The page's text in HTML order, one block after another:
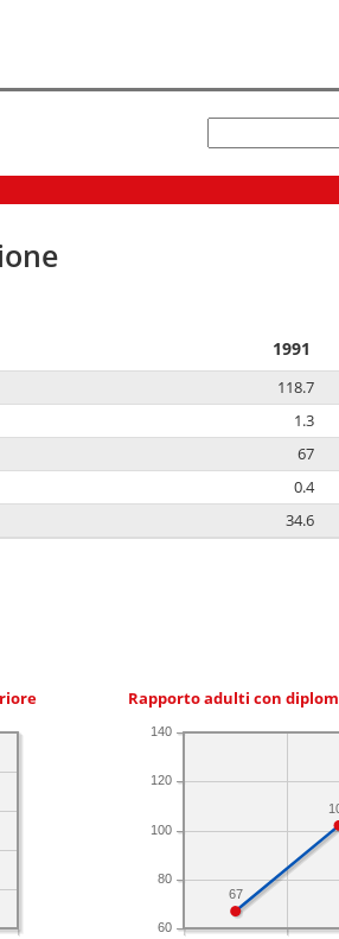
1991
118.7
1.3
67
0.4
34.6
Rapporto adulti con
60
80
100
120
140
67